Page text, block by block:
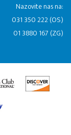
Nazovite nas na:
031 350 222 (OS)
01 3880 167 (ZG)